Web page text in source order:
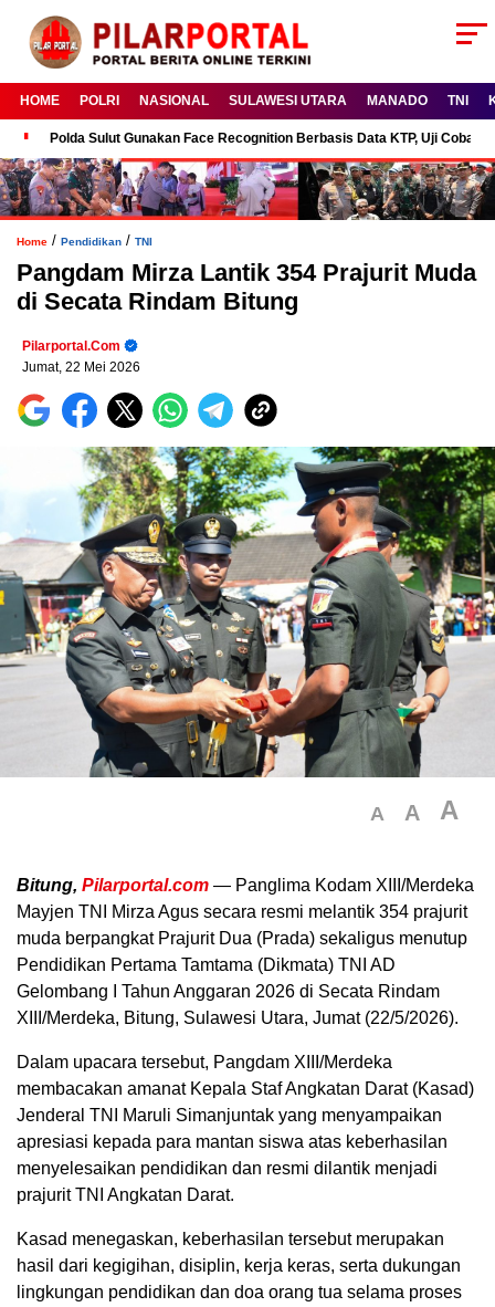
HOME POLRI NASIONAL SULAWESI UTARA MANADO TNI
Polda Sulut Gunakan Face Recognition Berbasis Data KTP, Uji Coba
Home / Pendidikan / TNI
Pangdam Mirza Lantik 354 Prajurit Muda
di Secata Rindam Bitung
Pilarportal.com
Jumat, 22 Mei 2026
A A A
Bitung, Pilarportal.com — Panglima Kodam XIII/Merdeka
Mayjen TNI Mirza Agus secara resmi melantik 354 prajurit
muda berpangkat Prajurit Dua (Prada) sekaligus menutup
Pendidikan Pertama Tamtama (Dikmata) TNI AD
Gelombang I Tahun Anggaran 2026 di Secata Rindam
XIII/Merdeka, Bitung, Sulawesi Utara, Jumat (22/5/2026).
Dalam upacara tersebut, Pangdam XIII/Merdeka
membacakan amanat Kepala Staf Angkatan Darat (Kasad)
Jenderal TNI Maruli Simanjuntak yang menyampaikan
apresiasi kepada para mantan siswa atas keberhasilan
menyelesaikan pendidikan dan resmi dilantik menjadi
prajurit TNI Angkatan Darat.
Kasad menegaskan, keberhasilan tersebut merupakan
hasil dari kegigihan, disiplin, kerja keras, serta dukungan
lingkungan pendidikan dan doa orang tua selama proses